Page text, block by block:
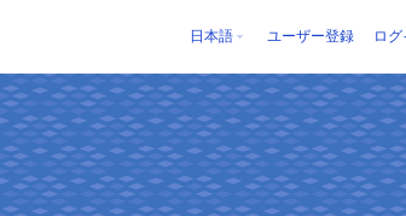
日本語 ユーザー登録 ログ